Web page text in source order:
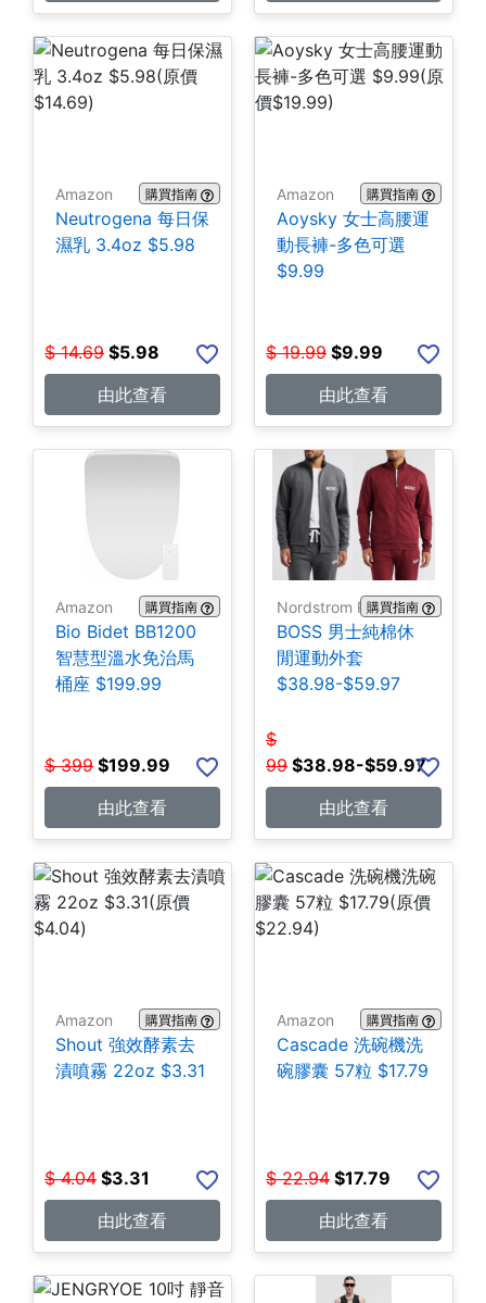
Amazon 購買指南
Neutrogena 每日保
濕乳 3.4oz $5.98
$ 14.69 $5.98
由此查看
Amazon 購買指南
Aoysky 女士高腰運
動長褲-多色可選
$9.99
$ 19.99 $9.99
由此查看
Amazon 購買指南
Bio Bidet BB1200
智慧型溫水免治馬
桶座 $199.99
$ 399 $199.99
由此查看
Nordstrom Rack購買指南
BOSS 男士純棉休
閒運動外套
$38.98-$59.97
$
99 $38.98-$59.97
由此查看
Amazon 購買指南
Shout 強效酵素去
漬噴霧 22oz $3.31
$ 4.04 $3.31
由此查看
Amazon 購買指南
Cascade 洗碗機洗
碗膠囊 57粒 $17.79
$ 22.94 $17.79
由此查看